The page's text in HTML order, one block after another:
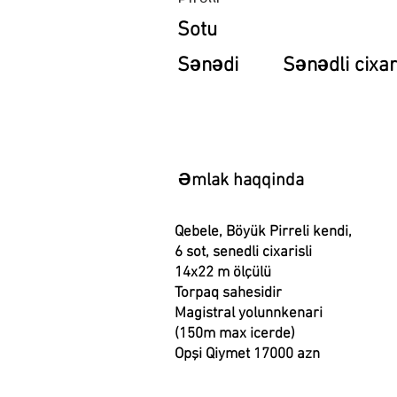
Sotu
Sənədi
Sənədli
Əmlak haqqinda
Qebele, Böyük Pirreli kendi,
6 sot, senedli cixarisli
14x22 m ölçülü
Torpaq sahesidir
Magistral yolunnkenari
(150m max icerde)
Opşi Qiymet 17000 azn